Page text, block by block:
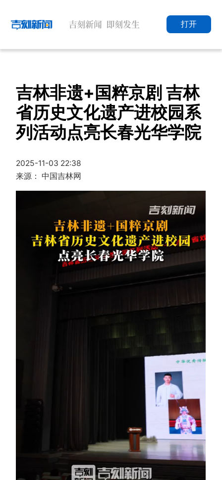
打开
吉林非遗+国粹京剧 吉林
省历史文化遗产进校园系
列活动点亮长春光华学院
2025-11-03 22:38
来源： 中国吉林网